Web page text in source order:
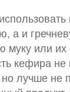
а и
муку или их
кефира не
лучше не